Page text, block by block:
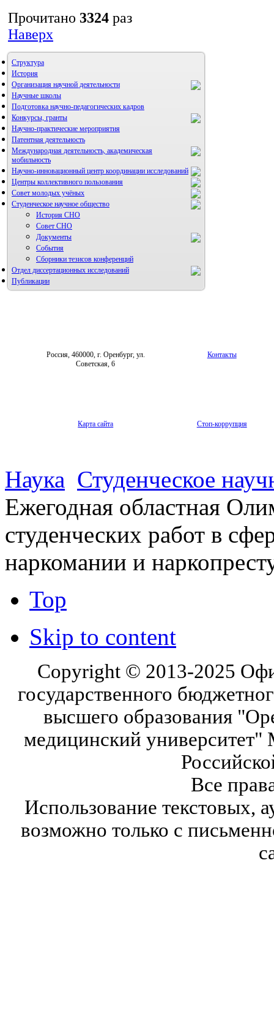
Прочитано 3324 раз
Наверх
Структура
История
Организация научной деятельности
Научные школы
Подготовка научно-педагогических кадров
Конкурсы, гранты
Научно-практические мероприятия
Патентная деятельность
Международная деятельность, академическая
мобильность
Научно-инновационный центр координации исследований
НИИ микрохирургии и клинической анатомии
Центры коллективного пользования
Совет молодых учёных
Студенческое научное общество
История СНО
Совет СНО
Документы
События
Сборники тезисов конференций
Отдел диссертационных исследований
Публикации
Россия, 460000, г. Оренбург, ул.
Советская, 6
Контакты
Карта сайта Стоп-коррупция
Наука Студенческое
Ежегодная областная
студенческих работ в
наркомании и
Top
Skip to content
Copyright © 2013-2025
государственного
высшего образования
медицинский университет"
Все
Использование текстовых,
возможно только с